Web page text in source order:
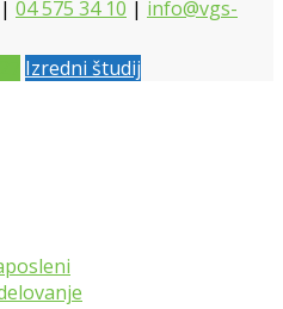
04 575 34 10 | info@vgs-
Izredni študij